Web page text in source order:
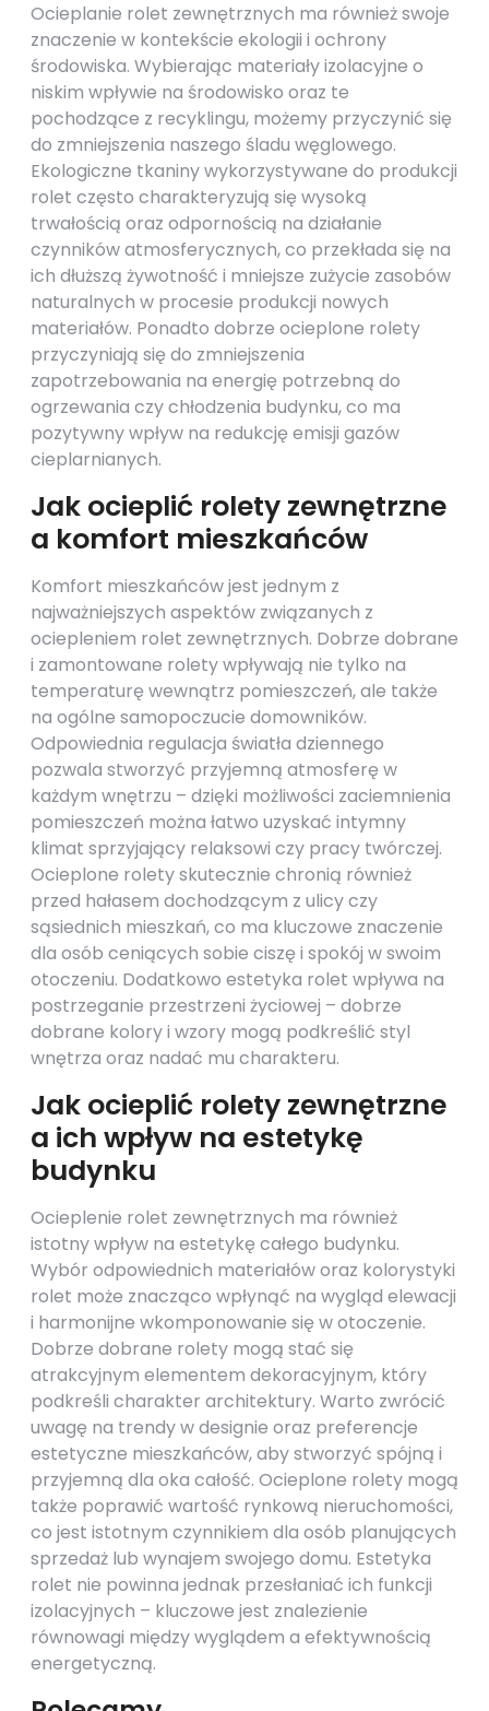
Ocieplanie rolet zewnętrznych ma również swoje
znaczenie w kontekście ekologii i ochrony
środowiska. Wybierając materiały izolacyjne o
niskim wpływie na środowisko oraz te
pochodzące z recyklingu, możemy przyczynić się
do zmniejszenia naszego śladu węglowego.
Ekologiczne tkaniny wykorzystywane do produkcji
rolet często charakteryzują się wysoką
trwałością oraz odpornością na działanie
czynników atmosferycznych, co przekłada się na
ich dłuższą żywotność i mniejsze zużycie zasobów
naturalnych w procesie produkcji nowych
materiałów. Ponadto dobrze ocieplone rolety
przyczyniają się do zmniejszenia
zapotrzebowania na energię potrzebną do
ogrzewania czy chłodzenia budynku, co ma
pozytywny wpływ na redukcję emisji gazów
cieplarnianych.
Jak ocieplić rolety zewnętrzne
a komfort mieszkańców
Komfort mieszkańców jest jednym z
najważniejszych aspektów związanych z
ociepleniem rolet zewnętrznych. Dobrze dobrane
i zamontowane rolety wpływają nie tylko na
temperaturę wewnątrz pomieszczeń, ale także
na ogólne samopoczucie domowników.
Odpowiednia regulacja światła dziennego
pozwala stworzyć przyjemną atmosferę w
każdym wnętrzu – dzięki możliwości zaciemnienia
pomieszczeń można łatwo uzyskać intymny
klimat sprzyjający relaksowi czy pracy twórczej.
Ocieplone rolety skutecznie chronią również
przed hałasem dochodzącym z ulicy czy
sąsiednich mieszkań, co ma kluczowe znaczenie
dla osób ceniących sobie ciszę i spokój w swoim
otoczeniu. Dodatkowo estetyka rolet wpływa na
postrzeganie przestrzeni życiowej – dobrze
dobrane kolory i wzory mogą podkreślić styl
wnętrza oraz nadać mu charakteru.
Jak ocieplić rolety zewnętrzne
a ich wpływ na estetykę
budynku
Ocieplenie rolet zewnętrznych ma również
istotny wpływ na estetykę całego budynku.
Wybór odpowiednich materiałów oraz kolorystyki
rolet może znacząco wpłynąć na wygląd elewacji
i harmonijne wkomponowanie się w otoczenie.
Dobrze dobrane rolety mogą stać się
atrakcyjnym elementem dekoracyjnym, który
podkreśli charakter architektury. Warto zwrócić
uwagę na trendy w designie oraz preferencje
estetyczne mieszkańców, aby stworzyć spójną i
przyjemną dla oka całość. Ocieplone rolety mogą
także poprawić wartość rynkową nieruchomości,
co jest istotnym czynnikiem dla osób planujących
sprzedaż lub wynajem swojego domu. Estetyka
rolet nie powinna jednak przesłaniać ich funkcji
izolacyjnych – kluczowe jest znalezienie
równowagi między wyglądem a efektywnością
energetyczną.